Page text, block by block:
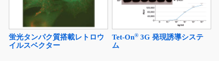
蛍光タンパク質搭載レトロウ
イルスベクター
Tet-On® 3G 発現誘導システ
ム